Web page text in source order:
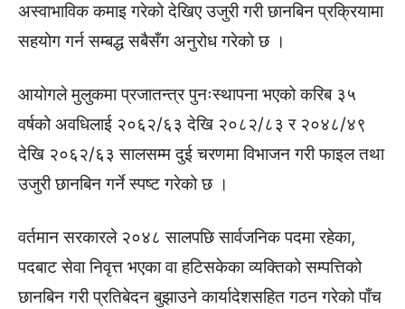
अस्वाभाविक कमाइ गरेको देखिए उजुरी गरी छानबिन प्रक्रियामा
सहयोग गर्न सम्बद्ध सबैसँग अनुरोध गरेको छ ।
आयोगले मुलुकमा प्रजातन्त्र पुनःस्थापना भएको करिब ३५
वर्षको अवधिलाई २०६२/६३ देखि २०८२/८३ र २०४८/४९
देखि २०६२/६३ सालसम्म दुई चरणमा विभाजन गरी फाइल तथा
उजुरी छानबिन गर्ने स्पष्ट गरेको छ ।
वर्तमान सरकारले २०४८ सालपछि सार्वजनिक पदमा रहेका,
पदबाट सेवा निवृत्त भएका वा हटिसकेका व्यक्तिको सम्पत्तिको
छानबिन गरी प्रतिबेदन बुझाउने कार्यादेशसहित गठन गरेको पाँच